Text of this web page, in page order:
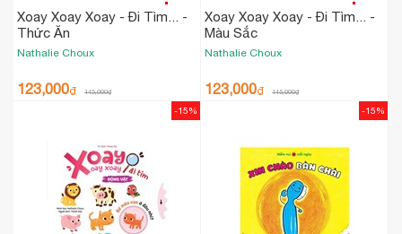
Xoay Xoay Xoay - Đi Tìm... -
Thức Ăn
Nathalie Choux
123,000₫ 145,000₫
Xoay Xoay Xoay - Đi Tìm... -
Màu Sắc
Nathalie Choux
123,000₫ 145,000₫
-15% -15%